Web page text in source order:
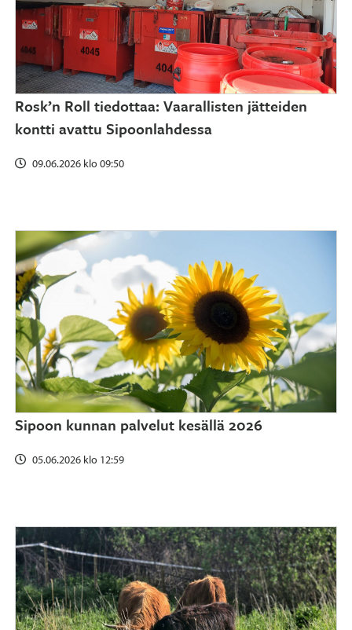
Rosk’n Roll tiedottaa: Vaarallisten jätteiden
kontti avattu Sipoonlahdessa
09.06.2026 klo 09:50
Sipoon kunnan palvelut kesällä 2026
05.06.2026 klo 12:59